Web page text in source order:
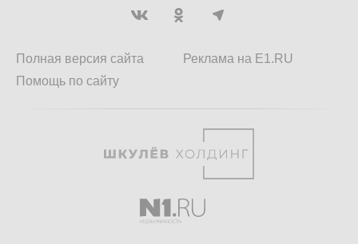
Полная версия сайта
Помощь по сайту
Реклама на E1.RU